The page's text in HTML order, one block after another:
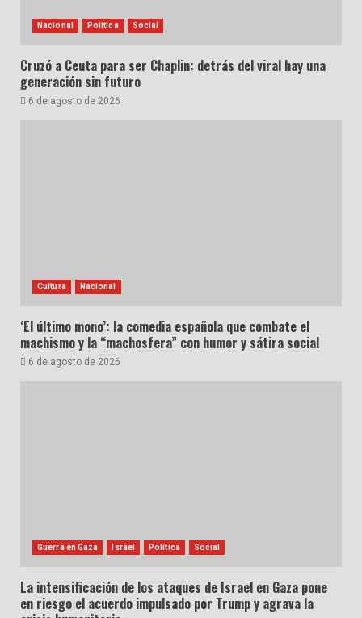
Nacional Política Social
Cruzó a Ceuta para ser Chaplin: detrás del viral hay una
generación sin futuro
6 de agosto de 2026
Cultura Nacional
‘El último mono’: la comedia española que combate el
machismo y la “machosfera” con humor y sátira social
6 de agosto de 2026
Guerra en Gaza Israel Política Social
La intensificación de los ataques de Israel en Gaza pone
en riesgo el acuerdo impulsado por Trump y agrava la